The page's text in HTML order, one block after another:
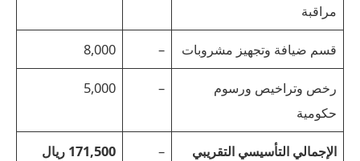
مراقبة
قسم ضيافة وتجهيز مشروبات –
8,000
رخص وتراخيص ورسوم
حكومية
–
5,000
الإجمالي التأسيسي التقريبي –
171,500 ريال